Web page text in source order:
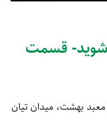
شوید- قسمت
بهشت، میدان تیان